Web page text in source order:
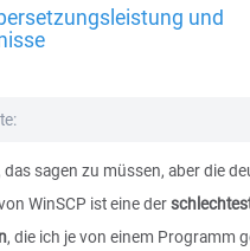
und
das sagen zu müssen, aber die
WinSCP ist eine der
, die ich je von einem Programm